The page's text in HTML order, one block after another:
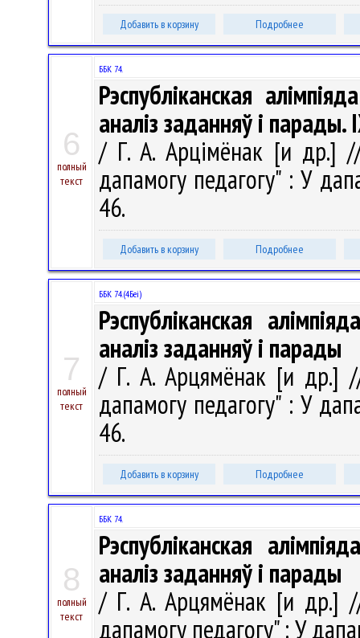
Добавить в корзину Подробнее
6
полный
текст
ББК 74.
Рэспубліканская
аналіз заданняў і парады.
/ Г. А. Арцімёнак [и др.] //
дапамогу педагогу" : У
46.
Добавить в корзину Подробнее
7
полный
текст
ББК 74.(4Беі)
Рэспубліканская
аналіз заданняў і парады
/ Г. А. Арцямёнак [и др.] //
дапамогу педагогу" : У
46.
Добавить в корзину Подробнее
8
полный
текст
ББК 74.
Рэспубліканская
аналіз заданняў і парады
/ Г. А. Арцямёнак [и др.] //
дапамогу педагогу" : У